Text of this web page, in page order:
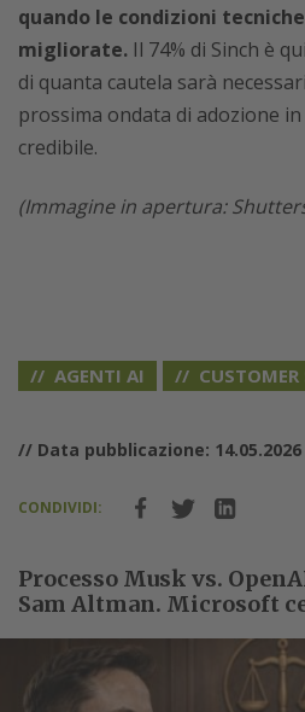
quando le condizioni
migliorate. Il 74% di Sinch è
di quanta cautela sarà
prossima ondata di adozione
credibile.
(Immagine in apertura:
AGENTI AI CUSTOMER
// Data pubblicazione: 14.05.2026
CONDIVIDI:
Processo Musk vs.
Sam Altman. Microsoft